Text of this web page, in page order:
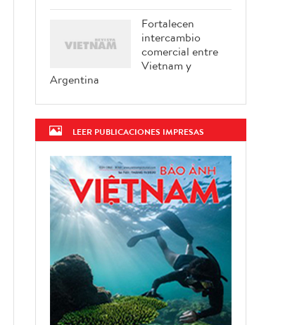
Fortalecen
intercambio
comercial entre
Vietnam y
Argentina
LEER PUBLICACIONES IMPRESAS